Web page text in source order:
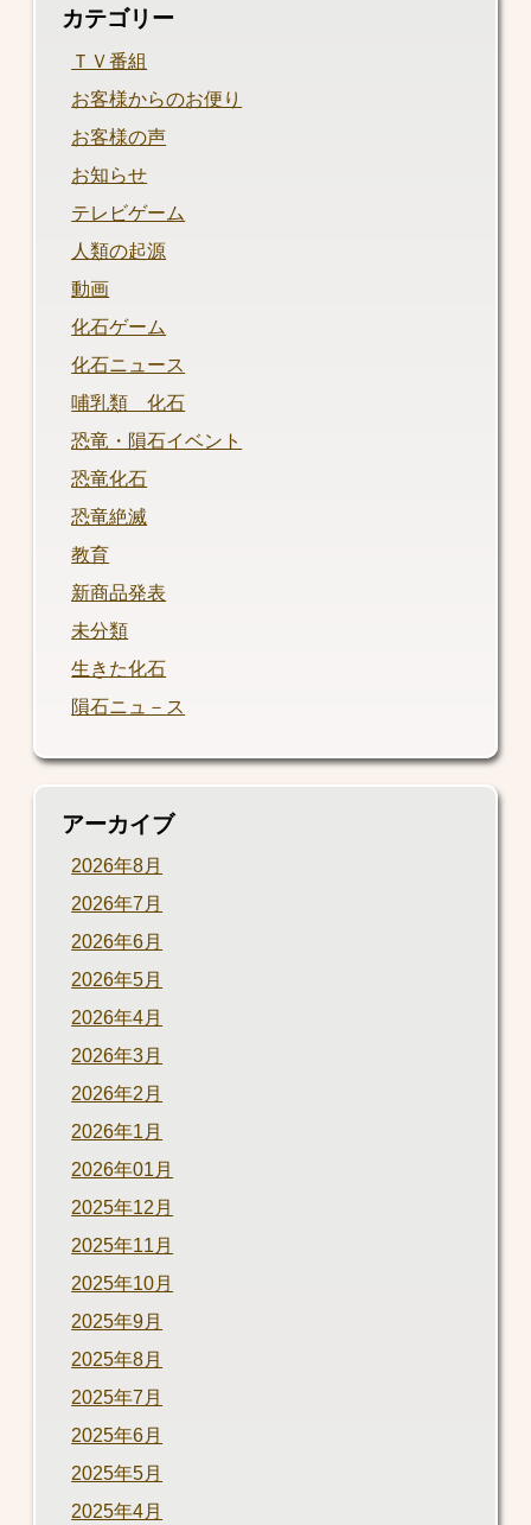
カテゴリー
ＴＶ番組
お客様からのお便り
お客様の声
お知らせ
テレビゲーム
人類の起源
動画
化石ゲーム
化石ニュース
哺乳類 化石
恐竜・隕石イベント
恐竜化石
恐竜絶滅
教育
新商品発表
未分類
生きた化石
隕石ニュ－ス
アーカイブ
2026年8月
2026年7月
2026年6月
2026年5月
2026年4月
2026年3月
2026年2月
2026年1月
2026年01月
2025年12月
2025年11月
2025年10月
2025年9月
2025年8月
2025年7月
2025年6月
2025年5月
2025年4月